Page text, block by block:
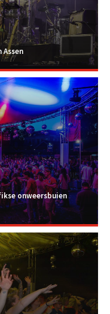
onweersbuien